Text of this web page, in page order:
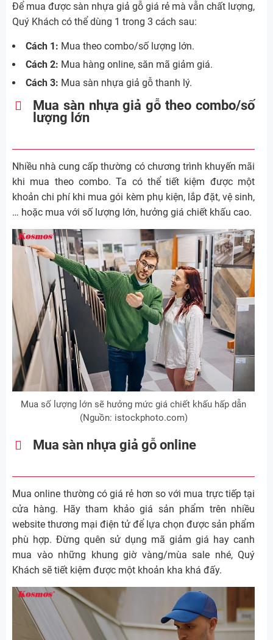
Để mua được sàn nhựa giả gỗ giá rẻ mà vẫn chất lượng,
Quý Khách có thể dùng 1 trong 3 cách sau:
Cách 1: Mua theo combo/số lượng lớn.
Cách 2: Mua hàng online, săn mã giảm giá.
Cách 3: Mua sàn nhựa giả gỗ thanh lý.
Mua sàn nhựa giả gỗ theo combo/số
lượng lớn
Nhiều nhà cung cấp thường có chương trình khuyến mãi
khi mua theo combo. Ta có thể tiết kiệm được một
khoản chi phí khi mua gói kèm phụ kiện, lắp đặt, vệ sinh,
… hoặc mua với số lượng lớn, hưởng giá chiết khấu cao.
Mua số lượng lớn sẽ hưởng mức giá chiết khấu hấp dẫn
(Nguồn: istockphoto.com)
Mua sàn nhựa giả gỗ online
Mua online thường có giá rẻ hơn so với mua trực tiếp tại
cửa hàng. Hãy tham khảo giá sản phẩm trên nhiều
website thương mại điện tử để lựa chọn được sản phẩm
phù hợp. Đừng quên sử dụng mã giảm giá hay canh
mua vào những khung giờ vàng/mùa sale nhé, Quý
Khách sẽ tiết kiệm được một khoản kha khá đấy.